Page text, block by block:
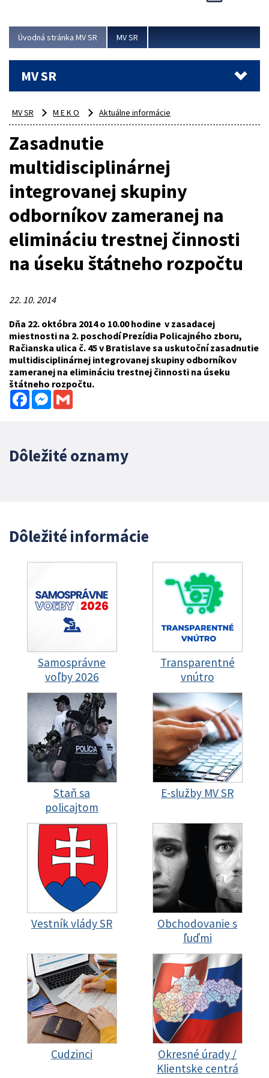
Úvodná stránka MV SR MV SR
MV SR
MV SR M E K O Aktuálne informácie
Zasadnutie
multidisciplinárnej
integrovanej skupiny
odborníkov zameranej na
elimináciu trestnej činnosti
na úseku štátneho rozpočtu
22. 10. 2014
Dňa 22. októbra 2014 o 10.00 hodine v zasadacej
miestnosti na 2. poschodí Prezídia Policajného zboru,
Račianska ulica č. 45 v Bratislave sa uskutoční zasadnutie
multidisciplinárnej integrovanej skupiny odborníkov
zameranej na elimináciu trestnej činnosti na úseku
štátneho rozpočtu.
FacebookMessenger
Dôležité oznamy
Dôležité informácie
Samosprávne
voľby 2026
Transparentné
vnútro
Staň sa
policajtom
E-služby MV SR
Vestník vlády SR
Obchodovanie s
ľuďmi
Cudzinci
Okresné úrady /
Klientske centrá